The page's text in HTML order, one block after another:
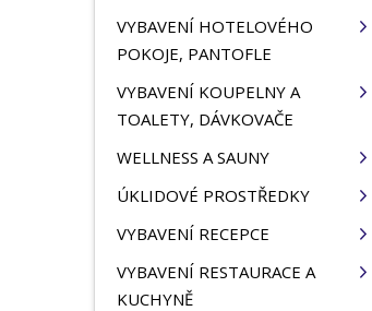
VYBAVENÍ HOTELOVÉHO
POKOJE, PANTOFLE
VYBAVENÍ KOUPELNY A
TOALETY, DÁVKOVAČE
WELLNESS A SAUNY
ÚKLIDOVÉ PROSTŘEDKY
VYBAVENÍ RECEPCE
VYBAVENÍ RESTAURACE A
KUCHYNĚ
r
a
a
DOPLŇKY
VONNÝ PROGRAM
VYBAVENÍ HOTELOVÉHO
TOALETY, DÁVKOVAČE
WELLNESS A SAUNY